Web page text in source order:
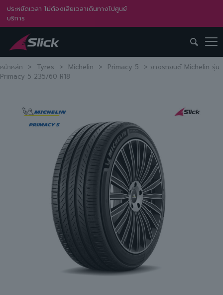
ประหยัดเวลา ไม่ต้องเสียเวลาเดินทางไปศูนย์
บริการ
หน้าหลัก > Tyres > Michelin > Primacy 5 > ยางรถยนต์ Michelin รุ่น
Primacy 5 235/60 R18